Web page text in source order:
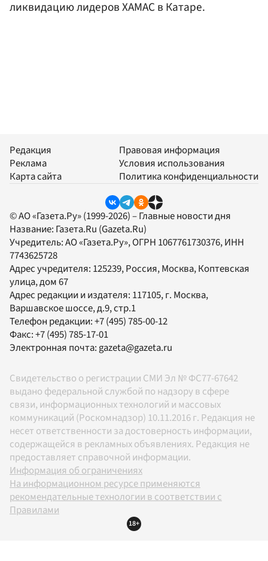
ликвидацию лидеров ХАМАС в Катаре.
Редакция
Реклама
Карта сайта
Правовая информация
Условия использования
Политика конфиденциальности
© АО «Газета.Ру» (1999-2026) – Главные новости дня
Название: Газета.Ru (Gazeta.Ru)
Учредитель:АО «Газета.Ру», ОГРН 1067761730376, ИНН
7743625728
Адрес учредителя: 125239, Россия, Москва, Коптевская
улица, дом 67
Адрес редакции и издателя: 117105, г. Москва,
Варшавское шоссе, д.9, стр.1
Телефон редакции:+7 (495) 785-00-12
Факс:+7 (495) 785-17-01
Электронная почта:gazeta@gazeta.ru
Свидетельство о регистрации СМИ Эл № ФС77-67642
выдано федеральной службой по надзору в сфере
связи, информационных технологий и массовых
коммуникаций (Роскомнадзор) 10.11.2016 г. Редакция не
несет ответственности за достоверность информации,
содержащейся в рекламных объявлениях. Редакция не
предоставляет справочной информации.
Информация об ограничениях
На информационном ресурсе применяются
рекомендательные технологии в соответствии с
Правилами
18+